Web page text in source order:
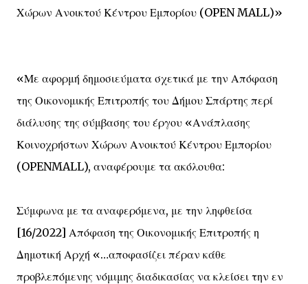
Χώρων Ανοικτού Κέντρου Εμπορίου (OPEN MALL)»
«Με αφορμή δημοσιεύματα σχετικά με την Απόφαση
της Οικονομικής Επιτροπής του Δήμου Σπάρτης περί
διάλυσης της σύμβασης του έργου «Ανάπλασης
Κοινοχρήστων Χώρων Ανοικτού Κέντρου Εμπορίου
(OPENMALL), αναφέρουμε τα ακόλουθα:
Σύμφωνα με τα αναφερόμενα, με την ληφθείσα
[16/2022] Απόφαση της Οικονομικής Επιτροπής η
Δημοτική Αρχή «…αποφασίζει πέραν κάθε
προβλεπόμενης νόμιμης διαδικασίας να κλείσει την εν